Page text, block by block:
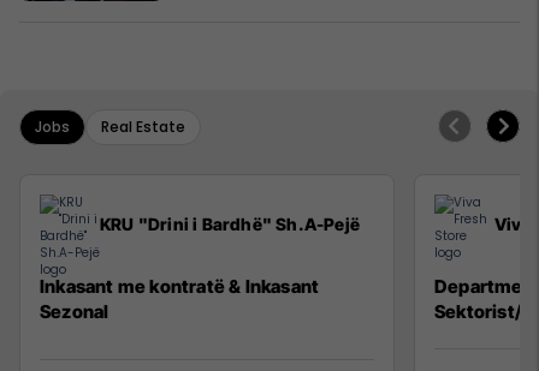
Jobs Real Estate
KRU "Drini i Bardhë" Sh.A-Pejë
Inkasant me kontratë & Inkasant
Sezonal
Viva
Sektorist/e